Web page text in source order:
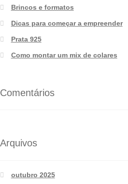
Brincos e formatos
Dicas para começar a empreender
Prata 925
Como montar um mix de colares
Comentários
Arquivos
outubro 2025